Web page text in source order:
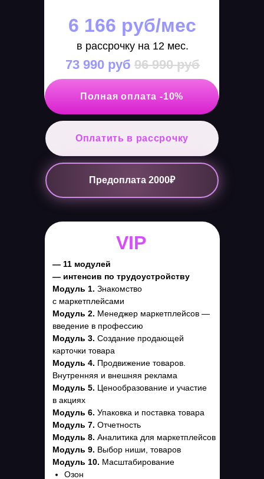
6 166 руб/мес
в рассрочку на 12 мес.
73 990 руб 96 990 руб
Полная оплата -10%
Оплатить в рассрочку
Предоплата 2000₽
VIP
— 11 модулей
— интенсив по трудоустройству
Модуль 1. Знакомство
с маркетплейсами
Модуль 2. Менеджер маркетплейсов —
введение в профессию
Модуль 3. Создание продающей
карточки товара
Модуль 4. Продвижение товаров.
Внутренняя и внешняя реклама
Модуль 5. Ценообразование и участие
в акциях
Модуль 6. Упаковка и поставка товара
Модуль 7. Отчетность
Модуль 8. Аналитика для маркетплейсов
Модуль 9. Выбор ниши, товаров
Модуль 10. Масштабирование
Озон